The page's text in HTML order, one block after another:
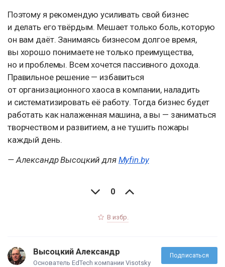
Поэтому я рекомендую усиливать свой бизнес
и делать его твёрдым. Мешает только боль, которую
он вам даёт. Занимаясь бизнесом долгое время,
вы хорошо понимаете не только преимущества,
но и проблемы. Всем хочется пассивного дохода.
Правильное решение — избавиться
от организационного хаоса в компании, наладить
и систематизировать её работу. Тогда бизнес будет
работать как налаженная машина, а вы — заниматься
творчеством и развитием, а не тушить пожары
каждый день.
— Александр Высоцкий для Myfin.by
0
В избр.
Подписаться
Высоцкий Александр
Основатель EdTech компании Visotsky